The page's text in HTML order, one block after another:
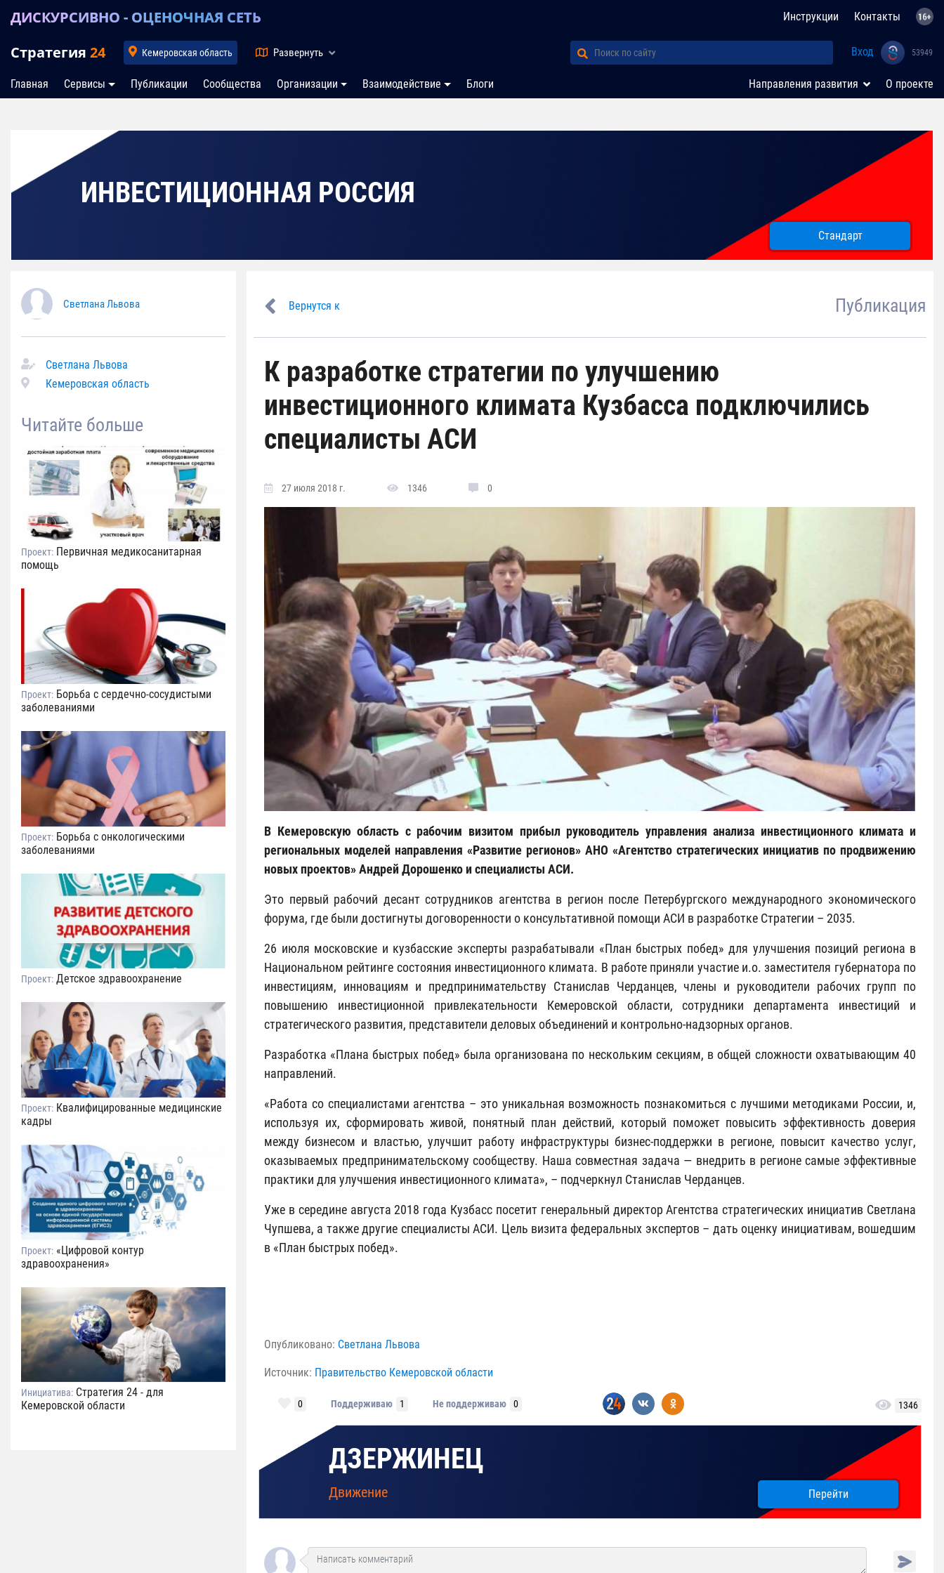
ДИСКУРСИВНО - ОЦЕНОЧНАЯ СЕТЬ Инструкции Контакты
Стратегия 24 Кемеровская область Развернуть Вход 53949
Главная Сервисы Публикации Сообщества Организации Взаимодействие Блоги Направления развития О проекте
ИНВЕСТИЦИОННАЯ РОССИЯ
Стандарт
Светлана Львова
Светлана Львова
Кемеровская область
Читайте больше
Проект: Первичная медикосанитарная
помощь
Проект: Борьба с сердечно-сосудистыми
заболеваниями
Проект: Борьба с онкологическими
заболеваниями
Проект: Детское здравоохранение
Проект: Квалифицированные медицинские
кадры
Проект: «Цифровой контур
здравоохранения»
Инициатива: Стратегия 24 - для
Кемеровской области
Вернутся к Публикация
К разработке стратегии по улучшению
инвестиционного климата Кузбасса подключились
специалисты АСИ
27 июля 2018 г. 1346 0
В Кемеровскую область с рабочим визитом прибыл руководитель управления анализа инвестиционного климата и
региональных моделей направления «Развитие регионов» АНО «Агентство стратегических инициатив по продвижению
новых проектов» Андрей Дорошенко и специалисты АСИ.
Это первый рабочий десант сотрудников агентства в регион после Петербургского международного экономического
форума, где были достигнуты договоренности о консультативной помощи АСИ в разработке Стратегии – 2035.
26 июля московские и кузбасские эксперты разрабатывали «План быстрых побед» для улучшения позиций региона в
Национальном рейтинге состояния инвестиционного климата. В работе приняли участие и.о. заместителя губернатора по
инвестициям, инновациям и предпринимательству Станислав Черданцев, члены и руководители рабочих групп по
повышению инвестиционной привлекательности Кемеровской области, сотрудники департамента инвестиций и
стратегического развития, представители деловых объединений и контрольно-надзорных органов.
Разработка «Плана быстрых побед» была организована по нескольким секциям, в общей сложности охватывающим 40
направлений.
«Работа со специалистами агентства – это уникальная возможность познакомиться с лучшими методиками России, и,
используя их, сформировать живой, понятный план действий, который поможет повысить эффективность доверия
между бизнесом и властью, улучшит работу инфраструктуры бизнес-поддержки в регионе, повысит качество услуг,
оказываемых предпринимательскому сообществу. Наша совместная задача — внедрить в регионе самые эффективные
практики для улучшения инвестиционного климата», – подчеркнул Станислав Черданцев.
Уже в середине августа 2018 года Кузбасс посетит генеральный директор Агентства стратегических инициатив Светлана
Чупшева, а также другие специалисты АСИ. Цель визита федеральных экспертов – дать оценку инициативам, вошедшим
в «План быстрых побед».
Опубликовано: Светлана Львова
Источник: Правительство Кемеровской области
0 Поддерживаю 1 Не поддерживаю 0 1346
ДЗЕРЖИНЕЦ
Движение Перейти